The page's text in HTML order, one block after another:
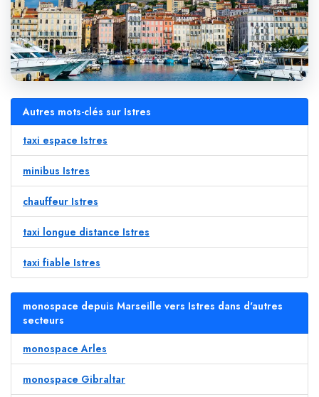
Autres mots-clés sur Istres
taxi espace Istres
minibus Istres
chauffeur Istres
taxi longue distance Istres
taxi fiable Istres
monospace depuis Marseille vers Istres dans d'autres
secteurs
monospace Arles
monospace Gibraltar